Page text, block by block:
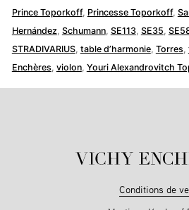
Prince Toporkoff, Princesse Toporkoff,
Hernández Schumann, SE113, SE35
STRADIVARIUS, table d’harmonie, Torres
Enchères violon, Youri Alexandrovitch
Conditions de